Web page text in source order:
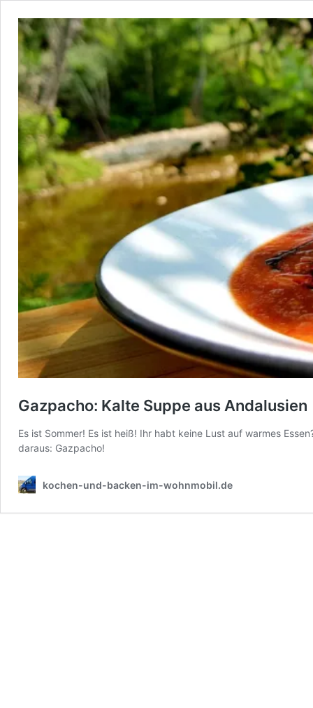
Gazpacho: Kalte Suppe aus Andalusien
Es ist Sommer! Es ist heiß! Ihr habt keine Lust auf warmes
daraus: Gazpacho!
kochen-und-backen-im-wohnmobil.de